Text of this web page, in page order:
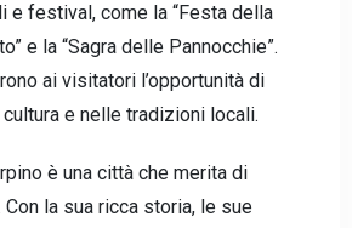
e festival, come la “Festa della
e la “Sagra delle Pannocchie”.
ai visitatori l’opportunità di
e nelle tradizioni locali.
è una città che merita di
la sua ricca storia, le sue